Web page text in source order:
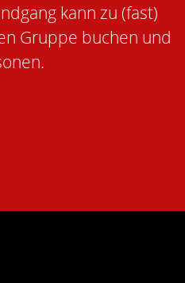
kann zu (fast)
Gruppe buchen und